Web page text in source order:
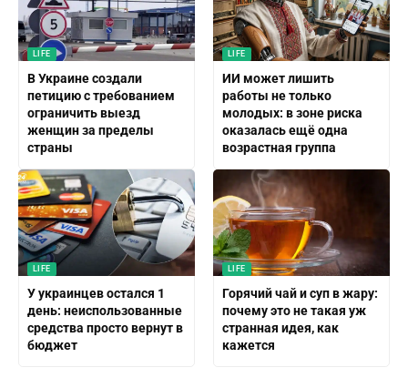
LIFE
В Украине создали
петицию с требованием
ограничить выезд
женщин за пределы
страны
LIFE
ИИ может лишить
работы не только
молодых: в зоне риска
оказалась ещё одна
возрастная группа
LIFE
У украинцев остался 1
день: неиспользованные
средства просто вернут в
бюджет
LIFE
Горячий чай и суп в жару:
почему это не такая уж
странная идея, как
кажется